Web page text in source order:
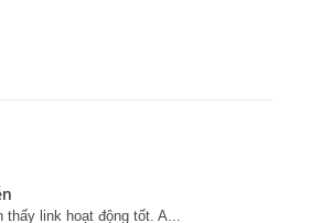
link hoạt động tốt. A...